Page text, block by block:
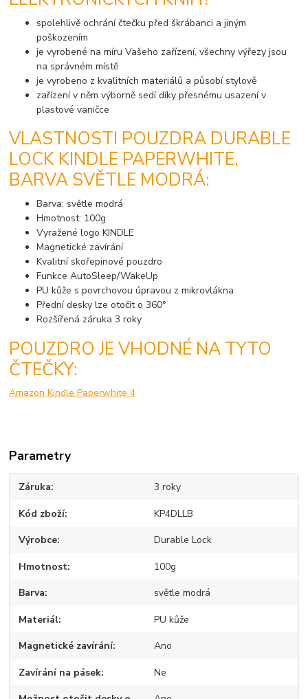
spolehlivě ochrání čtečku před škrábanci a jiným
poškozením
je vyrobené na míru Vašeho zařízení, všechny výřezy jsou
na správném místě
je vyrobeno z kvalitních materiálů a působí stylově
zařízení v něm výborně sedí díky přesnému usazení v
plastové vaničce
VLASTNOSTI POUZDRA DURABLE
LOCK KINDLE PAPERWHITE,
BARVA SVĚTLE MODRÁ:
Barva: světle modrá
Hmotnost: 100g
Vyražené logo KINDLE
Magnetické zavírání
Kvalitní skořepinové pouzdro
Funkce AutoSleep/WakeUp
PU kůže s povrchovou úpravou z mikrovlákna
Přední desky lze otočit o 360°
Rozšířená záruka 3 roky
POUZDRO JE VHODNÉ NA TYTO
ČTEČKY:
Amazon Kindle Paperwhite 4
Parametry
Záruka 3 roky
Kód zboží KP4DLLB
Výrobce Durable Lock
Hmotnost 100g
Barva světle modrá
Materiál PU kůže
Magnetické zavírání Ano
Zavírání na pásek Ne